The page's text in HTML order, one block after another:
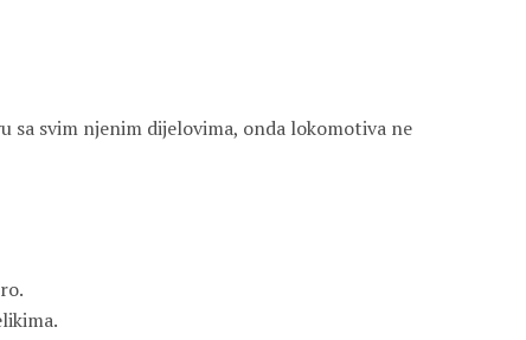
svim njenim dijelovima, onda lokomotiva ne